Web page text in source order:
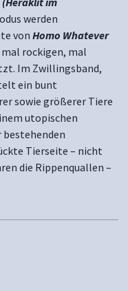
werden
von Homo Whatever
rockigen, mal
Im Zwillingsband,
ein bunt
sowie größerer Tiere
utopischen
bestehenden
Tierseite – nicht
die Rippenquallen –